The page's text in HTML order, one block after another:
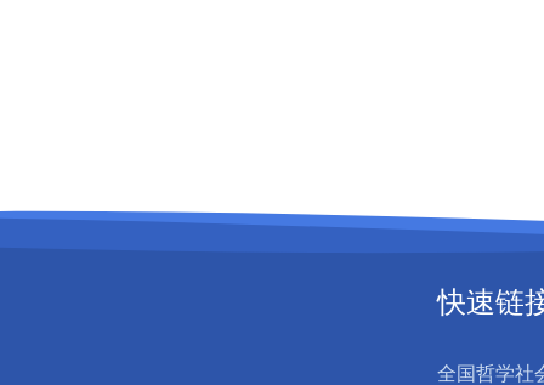
快速链
全国哲学社